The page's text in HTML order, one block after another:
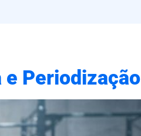
e Periodização